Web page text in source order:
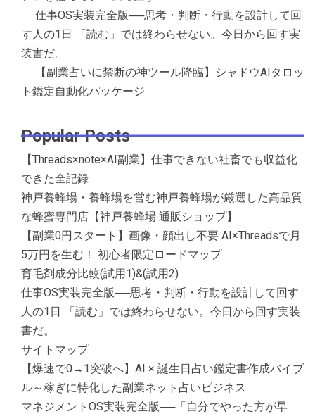
仕事OS実装完全版──思考・判断・行動を設計して回
す人の1日 「読む」では終わらせない。今日から回す実
装書だ。
【副業占いに禁断の神ツール降臨】シャドウAIタロッ
ト鑑定自動化パッケージ
Popular Posts
【Threads×note×AI副業】仕事できない社畜でも収益化
できた全記録
神戸養蜂場・養蜂場を営む神戸養蜂場が厳選した高品質
な蜂蜜専門店【神戸養蜂場 通販ショップ】
【副業0円スタート】画像・顔出し不要 AI×Threadsで月
5万円を生む！ 初心者限定ロードマップ
育毛剤成分比較(試用1)&(試用2)
仕事OS実装完全版──思考・判断・行動を設計して回す
人の1日 「読む」では終わらせない。今日から回す実装
書だ。
サイトマップ
【爆速で0→1突破へ】AI × 誕生日占い鑑定書作成バイブ
ル～稼ぎに特化した副業ネット占いビジネス
マネジメントOS実装完全版──「自分でやった方が早